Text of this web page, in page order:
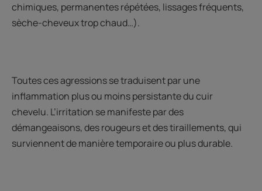
chimiques, permanentes répétées, lissages fréquents,
sèche-cheveux trop chaud…).
Toutes ces agressions se traduisent par une
inflammation plus ou moins persistante du cuir
chevelu. L’irritation se manifeste par des
démangeaisons, des rougeurs et des tiraillements, qui
surviennent de manière temporaire ou plus durable.